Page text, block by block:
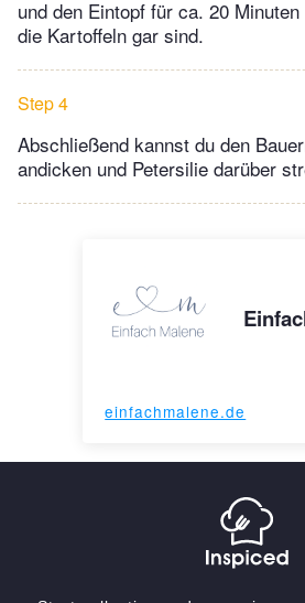
und den Eintopf für ca. 20
die Kartoffeln gar sind.
Step 4
Abschließend kannst du den
andicken und Petersilie darüber
einfachmalene.de